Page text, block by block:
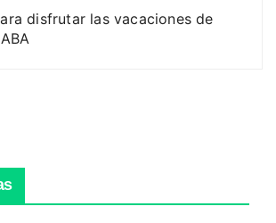
disfrutar las vacaciones de